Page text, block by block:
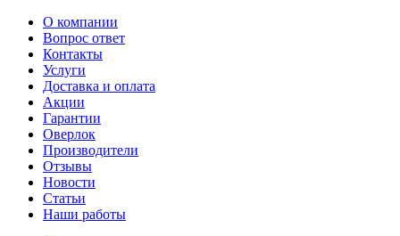
О компании
Вопрос ответ
Контакты
Услуги
Доставка и оплата
Акции
Гарантии
Оверлок
Производители
Отзывы
Новости
Статьи
Наши работы